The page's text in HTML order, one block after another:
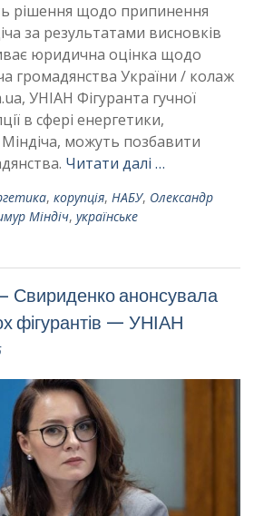
рішення щодо припинення
за результатами висновків
юридична оцінка щодо
громадянства України / колаж
УНІАН Фігуранта гучної
в сфері енергетики,
можуть позбавити
Читати далі …
, корупція, НАБУ, Олександр
Міндіч, українське
Свириденко анонсувала
фігурантів — УНІАН